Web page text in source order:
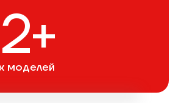
моделей